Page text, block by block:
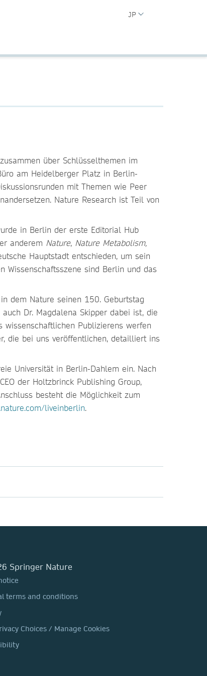
JP
über Schlüsselthemen im
am Heidelberger Platz in Berlin-
mit Themen wie Peer
Nature Research ist Teil von
in Berlin der erste Editorial Hub
anderem Nature, Nature Metabolism,
Hauptstadt entschieden, um sein
Wissenschaftsszene sind Berlin und das
dem Nature seinen 150. Geburtstag
Dr. Magdalena Skipper dabei ist, die
Publizierens werfen
die bei uns veröffentlichen, detailliert ins
Universität in Berlin-Dahlem ein. Nach
der Holtzbrinck Publishing Group,
besteht die Möglichkeit zum
liveinberlin.
Springer Nature
terms and conditions
Choices / Manage Cookies